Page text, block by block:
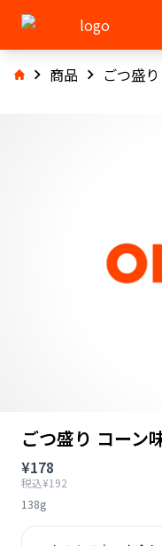
商品 ごつ盛
ごつ盛り コーン
¥178
税込¥192
138g